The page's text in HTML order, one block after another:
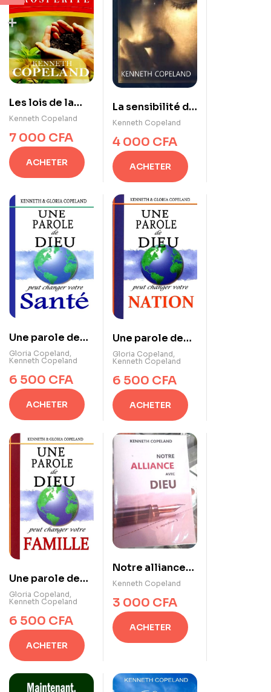
Les lois de la
prospérité
Kenneth Copeland
7 000 CFA
ACHETER
La sensibilité du
cœur
Kenneth Copeland
4 000 CFA
ACHETER
Une parole de
Dieu peut
changer votre
santé
Gloria Copeland,
Kenneth Copeland
6 500 CFA
ACHETER
Une parole de
Dieu peut
changer votre
nation
Gloria Copeland,
Kenneth Copeland
6 500 CFA
ACHETER
Une parole de
Dieu peut
changer votre
famille
Gloria Copeland,
Kenneth Copeland
6 500 CFA
ACHETER
Notre alliance
avec Dieu
Kenneth Copeland
3 000 CFA
ACHETER